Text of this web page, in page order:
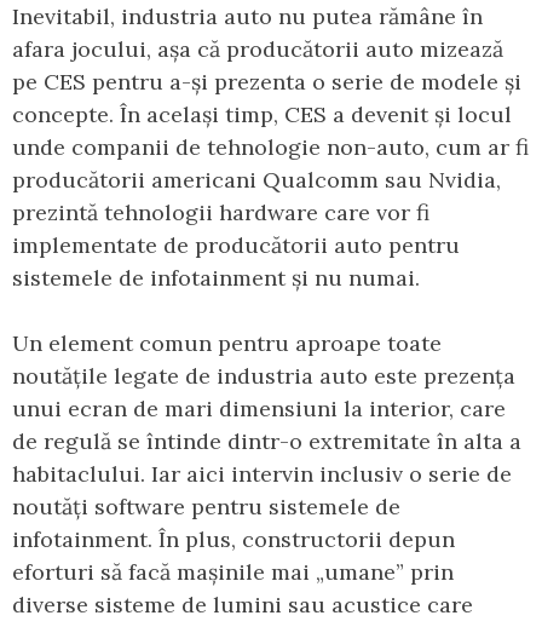
Inevitabil, industria auto nu putea rămâne în
afara jocului, așa că producătorii auto mizează
pe CES pentru a-și prezenta o serie de modele și
concepte. În același timp, CES a devenit și locul
unde companii de tehnologie non-auto, cum ar fi
producătorii americani Qualcomm sau Nvidia,
prezintă tehnologii hardware care vor fi
implementate de producătorii auto pentru
sistemele de infotainment și nu numai.
Un element comun pentru aproape toate
noutățile legate de industria auto este prezența
unui ecran de mari dimensiuni la interior, care
de regulă se întinde dintr-o extremitate în alta a
habitaclului. Iar aici intervin inclusiv o serie de
noutăți software pentru sistemele de
infotainment. În plus, constructorii depun
eforturi să facă mașinile mai „umane” prin
diverse sisteme de lumini sau acustice care